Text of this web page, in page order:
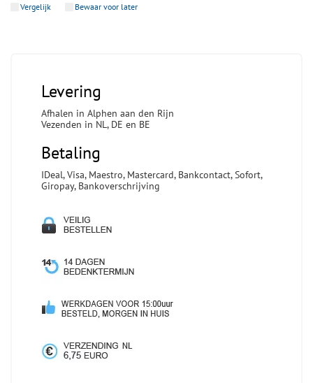
Vergelijk
Bewaar voor later
Levering
Afhalen in Alphen aan den Rijn
Vezenden in NL, DE en BE
Betaling
IDeal, Visa, Maestro, Mastercard, Bankcontact, Sofort,
Giropay, Bankoverschrijving